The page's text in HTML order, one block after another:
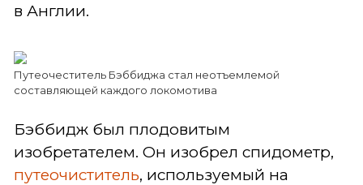
в Англии.
Путеочеститель Бэббиджа стал неотъемлемой
составляющей каждого локомотива
Бэббидж был плодовитым
изобретателем. Он изобрел спидометр,
путеочиститель, используемый на